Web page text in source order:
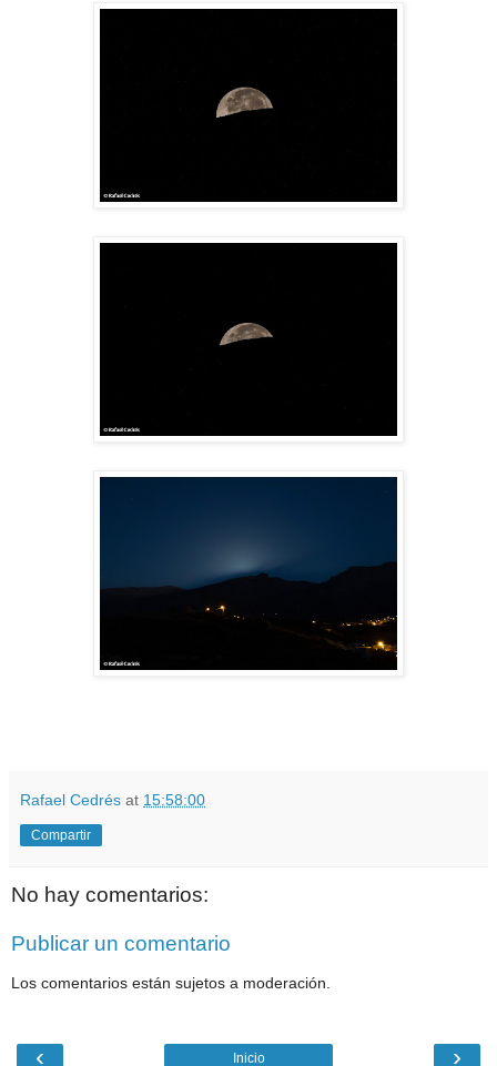
Rafael Cedrés at 15:58:00
Compartir
No hay comentarios:
Publicar un comentario
Los comentarios están sujetos a moderación.
‹ ›
Inicio